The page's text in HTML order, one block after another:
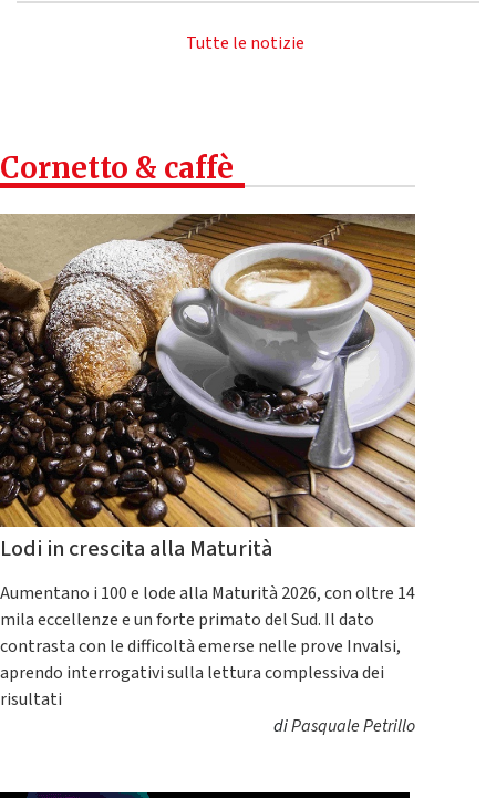
Tutte le notizie
Cornetto & caffè
Lodi in crescita alla Maturità
Aumentano i 100 e lode alla Maturità 2026, con oltre 14
mila eccellenze e un forte primato del Sud. Il dato
contrasta con le difficoltà emerse nelle prove Invalsi,
aprendo interrogativi sulla lettura complessiva dei
risultati
diPasquale Petrillo